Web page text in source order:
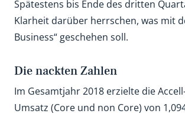
Spätestens bis Ende des dritten
Klarheit darüber herrschen, was mit
Business“ geschehen soll.
Die nackten Zahlen
Im Gesamtjahr 2018 erzielte die
Umsatz (Core und non Core) von